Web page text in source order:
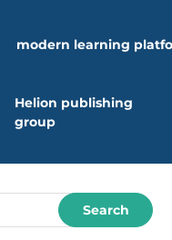
modern learning
Helion publishing
group
Search